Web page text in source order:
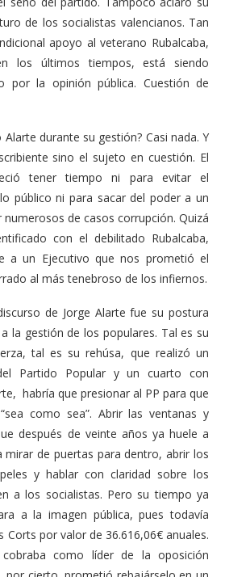
de los socialistas valencianos. Tan
apoyo al veterano Rubalcaba,
los últimos tiempos, está siendo
por la opinión pública. Cuestión de
durante su gestión? Casi nada. Y
sino el sujeto en cuestión. El
tener tiempo ni para evitar el
público ni para sacar del poder a un
de casos corrupción. Quizá
con el debilitado Rubalcaba,
a un Ejecutivo que nos prometió el
al más tenebroso de los infiernos.
de Jorge Alarte fue su postura
la gestión de los populares. Tal es su
tal es su rehúsa, que realizó un
Partido Popular y un cuarto con
habría que presionar al PP para que
como sea”. Abrir las ventanas y
después de veinte años ya huele a
mirar de puertas para dentro, abrir los
y hablar con claridad sobre los
a los socialistas. Pero su tiempo ya
a la imagen pública, pues todavía
Corts por valor de 36.616,06€ anuales.
como líder de la oposición